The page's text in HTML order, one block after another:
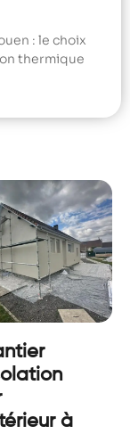
: le choix
thermique
à